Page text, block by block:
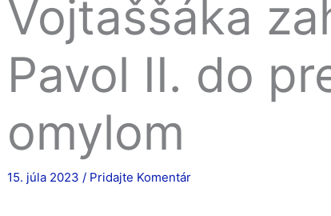
Vojtaššáka
Pavol II. do
omylom
15. júla 2023 / Pridajte Komentár